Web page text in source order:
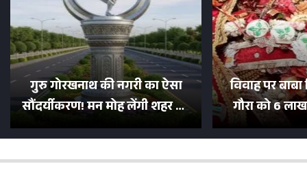
गुरु गोरखनाथ की नगरी का ऐसा
सौंदर्यीकरण! मन मोह लेंगी शहर की
सड़कें; देखें Photos
विवाह पर
गौरा को 6
500 भक्तों